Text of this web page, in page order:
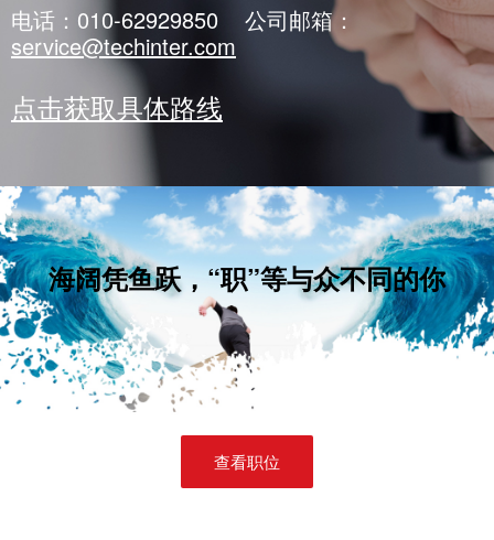
电话：010-62929850 公司邮箱：
service@techinter.com
点击获取具体路线
海阔凭鱼跃，“职”等与众不同的你
查看职位